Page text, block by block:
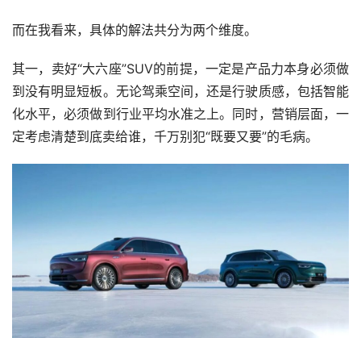
而在我看来，具体的解法共分为两个维度。
其一，卖好“大六座”SUV的前提，一定是产品力本身必须做
到没有明显短板。无论驾乘空间，还是行驶质感，包括智能
化水平，必须做到行业平均水准之上。同时，营销层面，一
定考虑清楚到底卖给谁，千万别犯“既要又要”的毛病。